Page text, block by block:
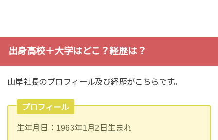
出身高校＋大学はどこ？経歴は？
山岸社長のプロフィール及び経歴がこちらです。
プロフィール
生年月日：1963年1月2日生まれ